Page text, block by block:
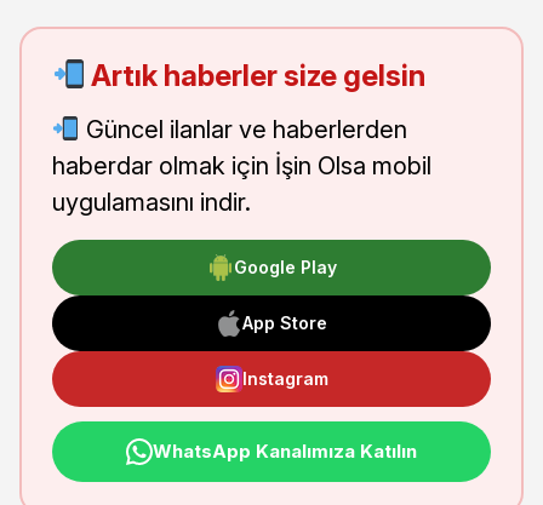
Artık haberler size gelsin
Güncel ilanlar ve haberlerden
haberdar olmak için İşin Olsa mobil
uygulamasını indir.
Google Play
App Store
Instagram
WhatsApp Kanalımıza Katılın